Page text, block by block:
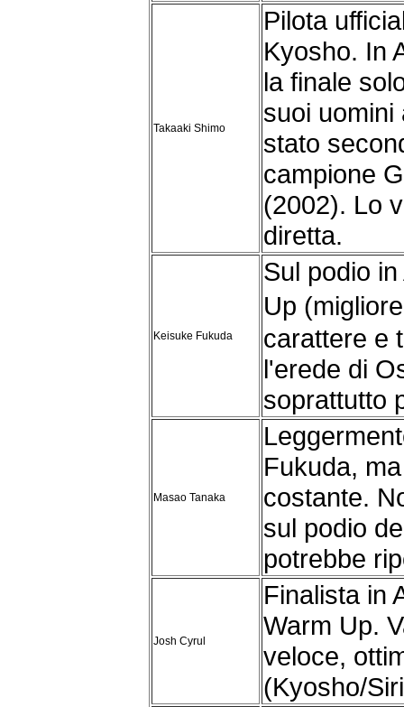
Takaaki Shimo
Pilota
Kyosho. In
la finale
suoi uomini
stato
campione
(2002). Lo
diretta.
Keisuke Fukuda
Sul podio
Up
carattere e
l'erede di
soprattutto
Masao Tanaka
Fukuda,
costante.
sul podio
potrebbe
Josh Cyrul
Finalista in
Warm Up.
veloce,
(Kyosho/